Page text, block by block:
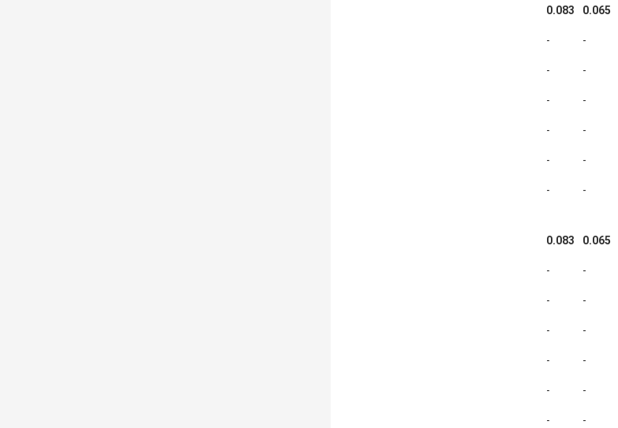
0.065
0.083
-
-
-
-
-
-
-
-
-
-
-
-
0.065
0.083
-
-
-
-
-
-
-
-
-
-
-
-